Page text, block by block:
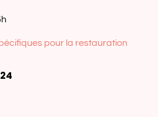
pour la restauration